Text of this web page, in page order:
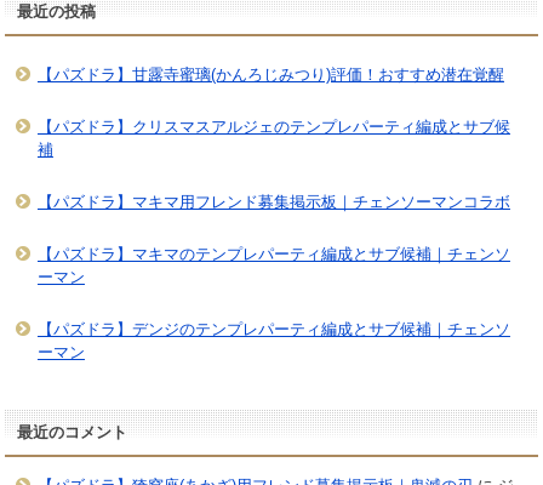
最近の投稿
【パズドラ】甘露寺蜜璃(かんろじみつり)評価！おすすめ潜在覚醒
【パズドラ】クリスマスアルジェのテンプレパーティ編成とサブ候
補
【パズドラ】マキマ用フレンド募集掲示板｜チェンソーマンコラボ
【パズドラ】マキマのテンプレパーティ編成とサブ候補｜チェンソ
ーマン
【パズドラ】デンジのテンプレパーティ編成とサブ候補｜チェンソ
ーマン
最近のコメント